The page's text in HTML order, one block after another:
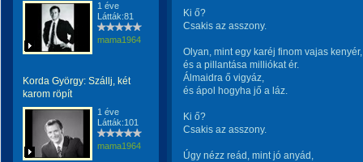
1 éve
Látták:81
mama1964
Korda György: Szállj, két
karom röpít
1 éve
Látták:101
mama1964
Ki ő?
Csakis az asszony.
Olyan, mint egy karéj finom vajas kenyér,
és a pillantása milliókat ér.
Álmaidra ő vigyáz,
és ápol hogyha jő a láz.
Ki ő?
Csakis az asszony.
Úgy nézz reád, mint jó anyád,